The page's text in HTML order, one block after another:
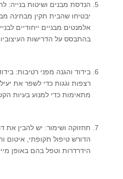
הנדסת מבנים ושיטות בנייה:
יבטיחו שהבית תקין מבחינה
אלמנטים מבניים ייחודיים
בהתבסס על הדרישות
בידוד והגנה מפני רטיבות:
רצפות וגגות כדי לשפר את
מתאימות כדי למנוע בעיות
תחזוקה ושימור: יש להבין את
הדורש טיפול תקופתי, איטום
הידרדרות וטפל בהם באופן